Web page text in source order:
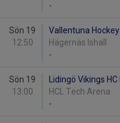
-
Sön 19
12:50
Vallentuna
Hägernäs Ishall
-
Sön 19
13:00
Lidingö Vikings
HCL Tech Arena
-